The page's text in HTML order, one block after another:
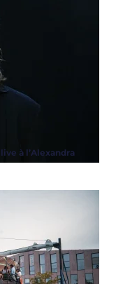
à l’Alexandra